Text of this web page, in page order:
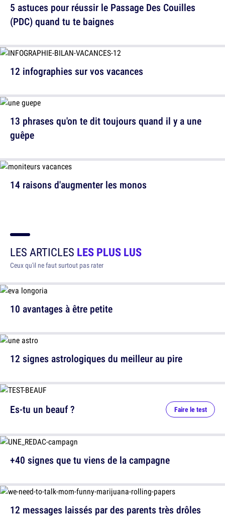
5 astuces pour réussir le Passage Des Couilles
(PDC) quand tu te baignes
13 phrases qu'on te dit toujours quand il y a une
guêpe
12 infographies sur vos vacances
14 raisons d'augmenter les monos
LES ARTICLES LES PLUS LUS
Ceux qu'il ne faut surtout pas rater
10 avantages à être petite
12 signes astrologiques du meilleur au pire
12 messages laissés par des parents très drôles
Es-tu un beauf ? Faire le test
+40 signes que tu viens de la campagne